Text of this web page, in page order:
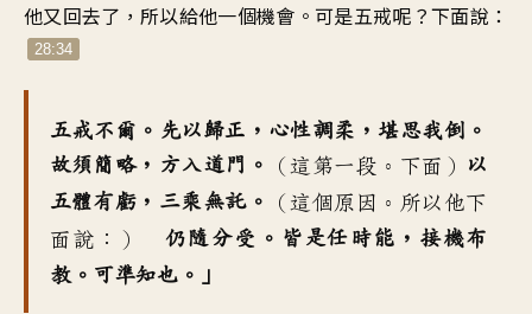
他又回去了，所以給他一個機會。可是五戒呢？下面說：
28:34
五戒不爾。先以歸正，心性調柔，堪思我倒。
故須簡略，方入道門。
（這第一段。下面）
以
五體有虧，三乘無託。
（這個原因。所以他下
面說：） 仍隨分受。皆是任時能，接機布
教。可準知也。」